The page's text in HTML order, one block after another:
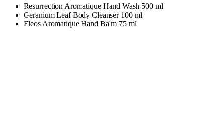
Resurrection Aromatique Hand Wash 500 ml
Geranium Leaf Body Cleanser 100 ml
Eleos Aromatique Hand Balm 75 ml